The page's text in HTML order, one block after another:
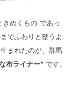
めくもの”であっ
でふわりと整うよ
まれたのが、群馬
布ライナー” です。